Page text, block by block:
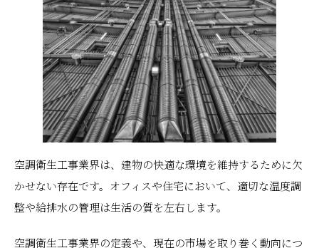
空調衛生工事業界は、建物の快適な環境を維持するために欠
かせない存在です。オフィスや住宅において、適切な温度調
整や給排水の管理は生活の質を左右します。
空調衛生工事業界の定義や、現在の市場を取り巻く動向につ